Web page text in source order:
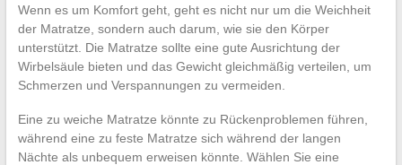
Wenn es um Komfort geht, geht es nicht nur um die Weichheit
der Matratze, sondern auch darum, wie sie den Körper
unterstützt. Die Matratze sollte eine gute Ausrichtung der
Wirbelsäule bieten und das Gewicht gleichmäßig verteilen, um
Schmerzen und Verspannungen zu vermeiden.
Eine zu weiche Matratze könnte zu Rückenproblemen führen,
während eine zu feste Matratze sich während der langen
Nächte als unbequem erweisen könnte. Wählen Sie eine